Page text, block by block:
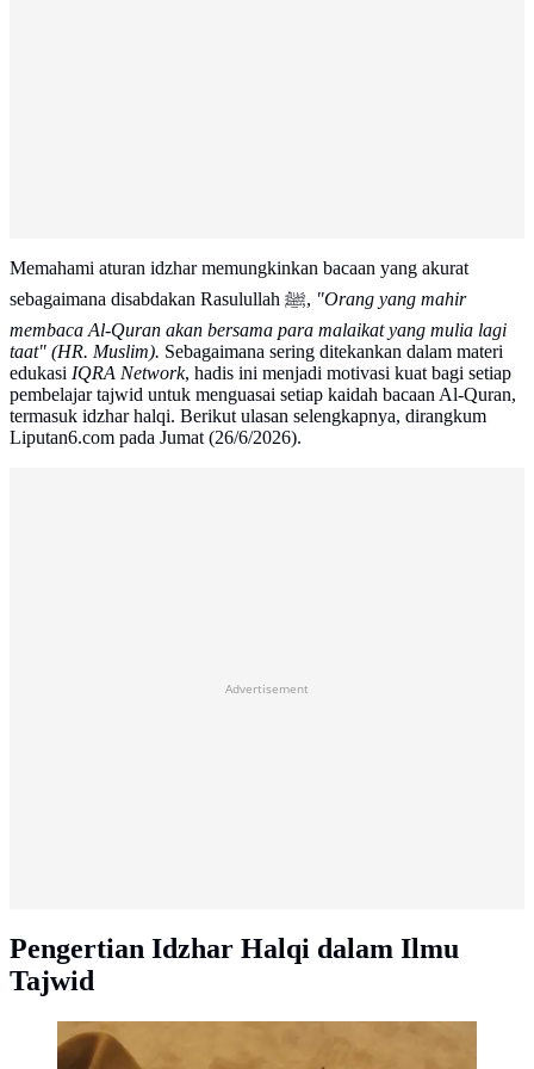
Memahami aturan idzhar memungkinkan bacaan yang akurat
sebagaimana disabdakan Rasulullah ﷺ, "Orang yang mahir
membaca Al-Quran akan bersama para malaikat yang mulia lagi
taat" (HR. Muslim). Sebagaimana sering ditekankan dalam materi
edukasi IQRA Network, hadis ini menjadi motivasi kuat bagi setiap
pembelajar tajwid untuk menguasai setiap kaidah bacaan Al-Quran,
termasuk idzhar halqi. Berikut ulasan selengkapnya, dirangkum
Liputan6.com pada Jumat (26/6/2026).
Advertisement
Pengertian Idzhar Halqi dalam Ilmu
Tajwid
Ilustrasi muslim membaca Al-Qur'an. (Photo by Rachid
Oucharia on Unsplash)